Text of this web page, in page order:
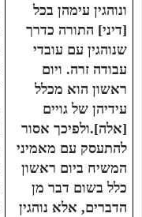
ונוהגין עימהן בכל
[דיני] התורה כדרך
שנוהגין עם עובדי
ראשון הוא מכלל
[אלה].ולפיכך אסור
להתעסק עם מאמיני
המשיח ביום ראשון
כלל בשום דבר מן
הדברים, אלא נוהגין